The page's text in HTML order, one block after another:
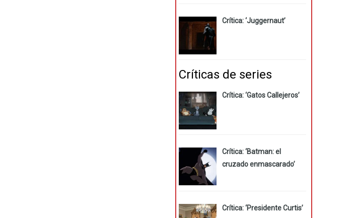
Crítica: ‘Juggernaut’
Críticas de series
Crítica: ‘Gatos Callejeros’
Crítica: ‘Batman: el
cruzado enmascarado’
Crítica: ‘Presidente Curtis’